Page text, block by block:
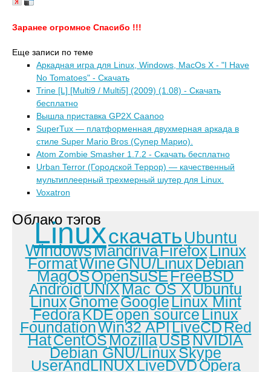
Заранее огромное Спасибо !!!
Еще записи по теме
Аркадная игра для Linux, Windows, MacOs X - "I Have
No Tomatoes" - Скачать
Trine [L] [Multi9 / Multi5] (2009) (1.08) - Скачать
бесплатно
Вышла приставка GP2X Caanoo
SuperTux — платформенная двухмерная аркада в
стиле Super Mario Bros (Супер Марио).
Atom Zombie Smasher 1.7.2 - Скачать бесплатно
Urban Terror (Городской Террор) — качественный
мультиплеерный трехмерный шутер для Linux.
Voxatron
Облако тэгов
Linuxскачать Ubuntu
WindowsMandrivaFirefoxLinux
FormatWineGNU/LinuxDebian
MagOSOpenSuSEFreeBSD
AndroidUNIXMac OS XUbuntu
LinuxGnomeGoogleLinux Mint
FedoraKDEopen sourceLinux
FoundationWin32 APILiveCDRed
HatCentOSMozillaUSBNVIDIA
Debian GNU/LinuxSkype
UserAndLINUXLiveDVDOpera